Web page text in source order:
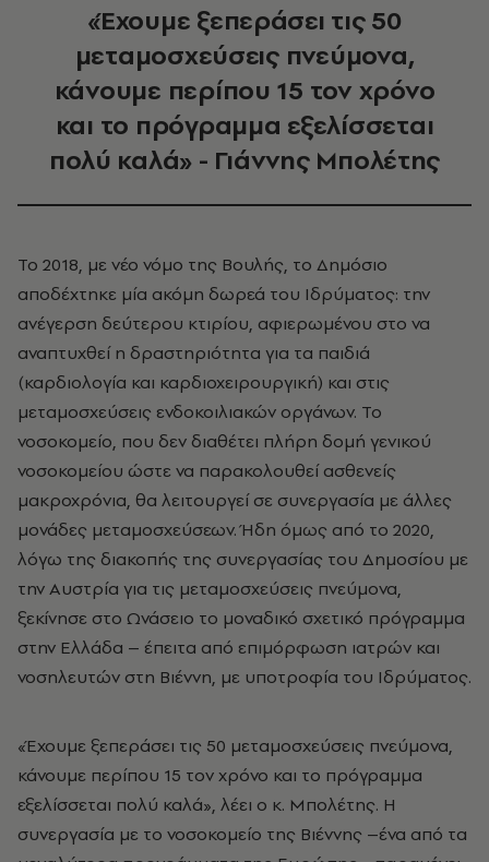
«Έχουμε ξεπεράσει τις 50
μεταμοσχεύσεις πνεύμονα,
κάνουμε περίπου 15 τον χρόνο
και το πρόγραμμα εξελίσσεται
πολύ καλά» - Γιάννης Μπολέτης
Το 2018, με νέο νόμο της Βουλής, το Δημόσιο
αποδέχτηκε μία ακόμη δωρεά του Ιδρύματος: την
ανέγερση δεύτερου κτιρίου, αφιερωμένου στο να
αναπτυχθεί η δραστηριότητα για τα παιδιά
(καρδιολογία και καρδιοχειρουργική) και στις
μεταμοσχεύσεις ενδοκοιλιακών οργάνων. Το
νοσοκομείο, που δεν διαθέτει πλήρη δομή γενικού
νοσοκομείου ώστε να παρακολουθεί ασθενείς
μακροχρόνια, θα λειτουργεί σε συνεργασία με άλλες
μονάδες μεταμοσχεύσεων. Ήδη όμως από το 2020,
λόγω της διακοπής της συνεργασίας του Δημοσίου με
την Αυστρία για τις μεταμοσχεύσεις πνεύμονα,
ξεκίνησε στο Ωνάσειο το μοναδικό σχετικό πρόγραμμα
στην Ελλάδα – έπειτα από επιμόρφωση ιατρών και
νοσηλευτών στη Βιέννη, με υποτροφία του Ιδρύματος.
«Έχουμε ξεπεράσει τις 50 μεταμοσχεύσεις πνεύμονα,
κάνουμε περίπου 15 τον χρόνο και το πρόγραμμα
εξελίσσεται πολύ καλά», λέει ο κ. Μπολέτης. Η
συνεργασία με το νοσοκομείο της Βιέννης –ένα από τα